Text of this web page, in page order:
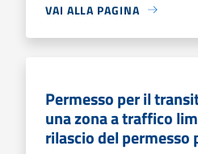
VAI ALLA PAGINA
Permesso per il
una zona a traffico
rilascio del permesso